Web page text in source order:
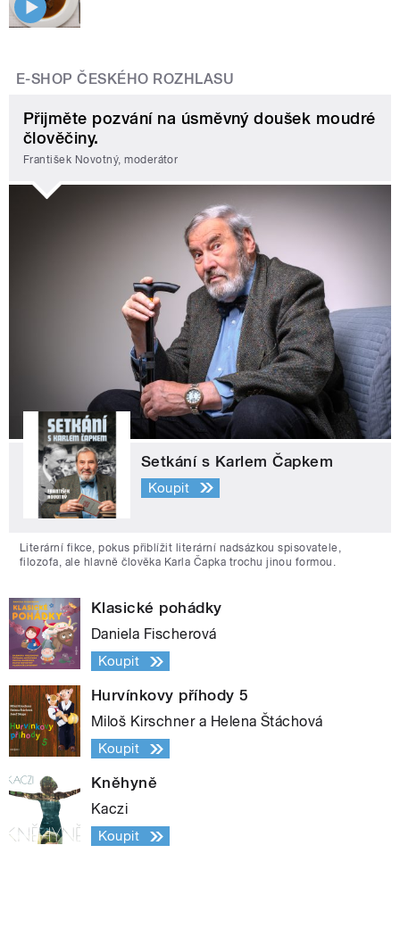
E-SHOP ČESKÉHO ROZHLASU
Přijměte pozvání na úsměvný doušek moudré
člověčiny.
František Novotný, moderátor
Setkání s Karlem Čapkem
Koupit
Literární fikce, pokus přiblížit literární nadsázkou spisovatele,
filozofa, ale hlavně člověka Karla Čapka trochu jinou formou.
Klasické pohádky
Daniela Fischerová
Koupit
Hurvínkovy příhody 5
Miloš Kirschner a Helena Štáchová
Koupit
Kněhyně
Kaczi
Koupit